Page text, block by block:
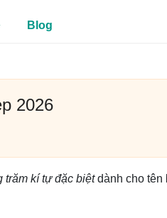
Blog
2026
trăm kí tự đặc biệtdành cho tên